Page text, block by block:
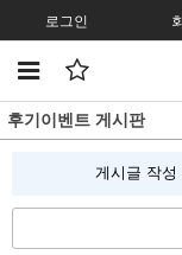
로그인
후기이벤트 게시판
게시글 작성